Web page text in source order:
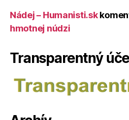
Nádej – Humanisti.sk
hmotnej núdzi
Transparentný